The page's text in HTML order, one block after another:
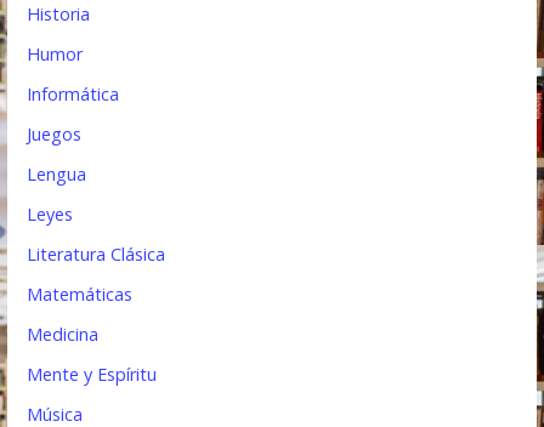
Historia
Humor
Informática
Juegos
Lengua
Leyes
Literatura Clásica
Matemáticas
Medicina
Mente y Espíritu
Música